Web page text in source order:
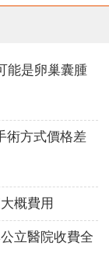
能是卵巢囊腫
術方式價格差
概費用
立醫院收費全